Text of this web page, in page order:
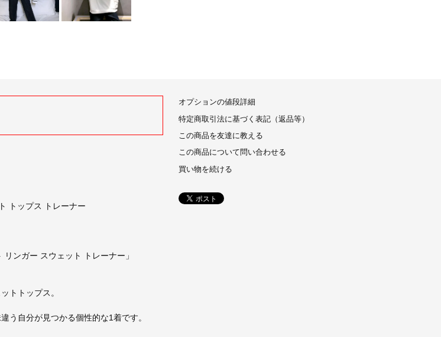
トップス トレーナー
ンガー スウェット トレーナー」
トトップス。
う自分が見つかる個性的な1着です。
オプションの値段詳細
特定商取引法に基づく表記（返品等）
この商品を友達に教える
この商品について問い合わせる
買い物を続ける